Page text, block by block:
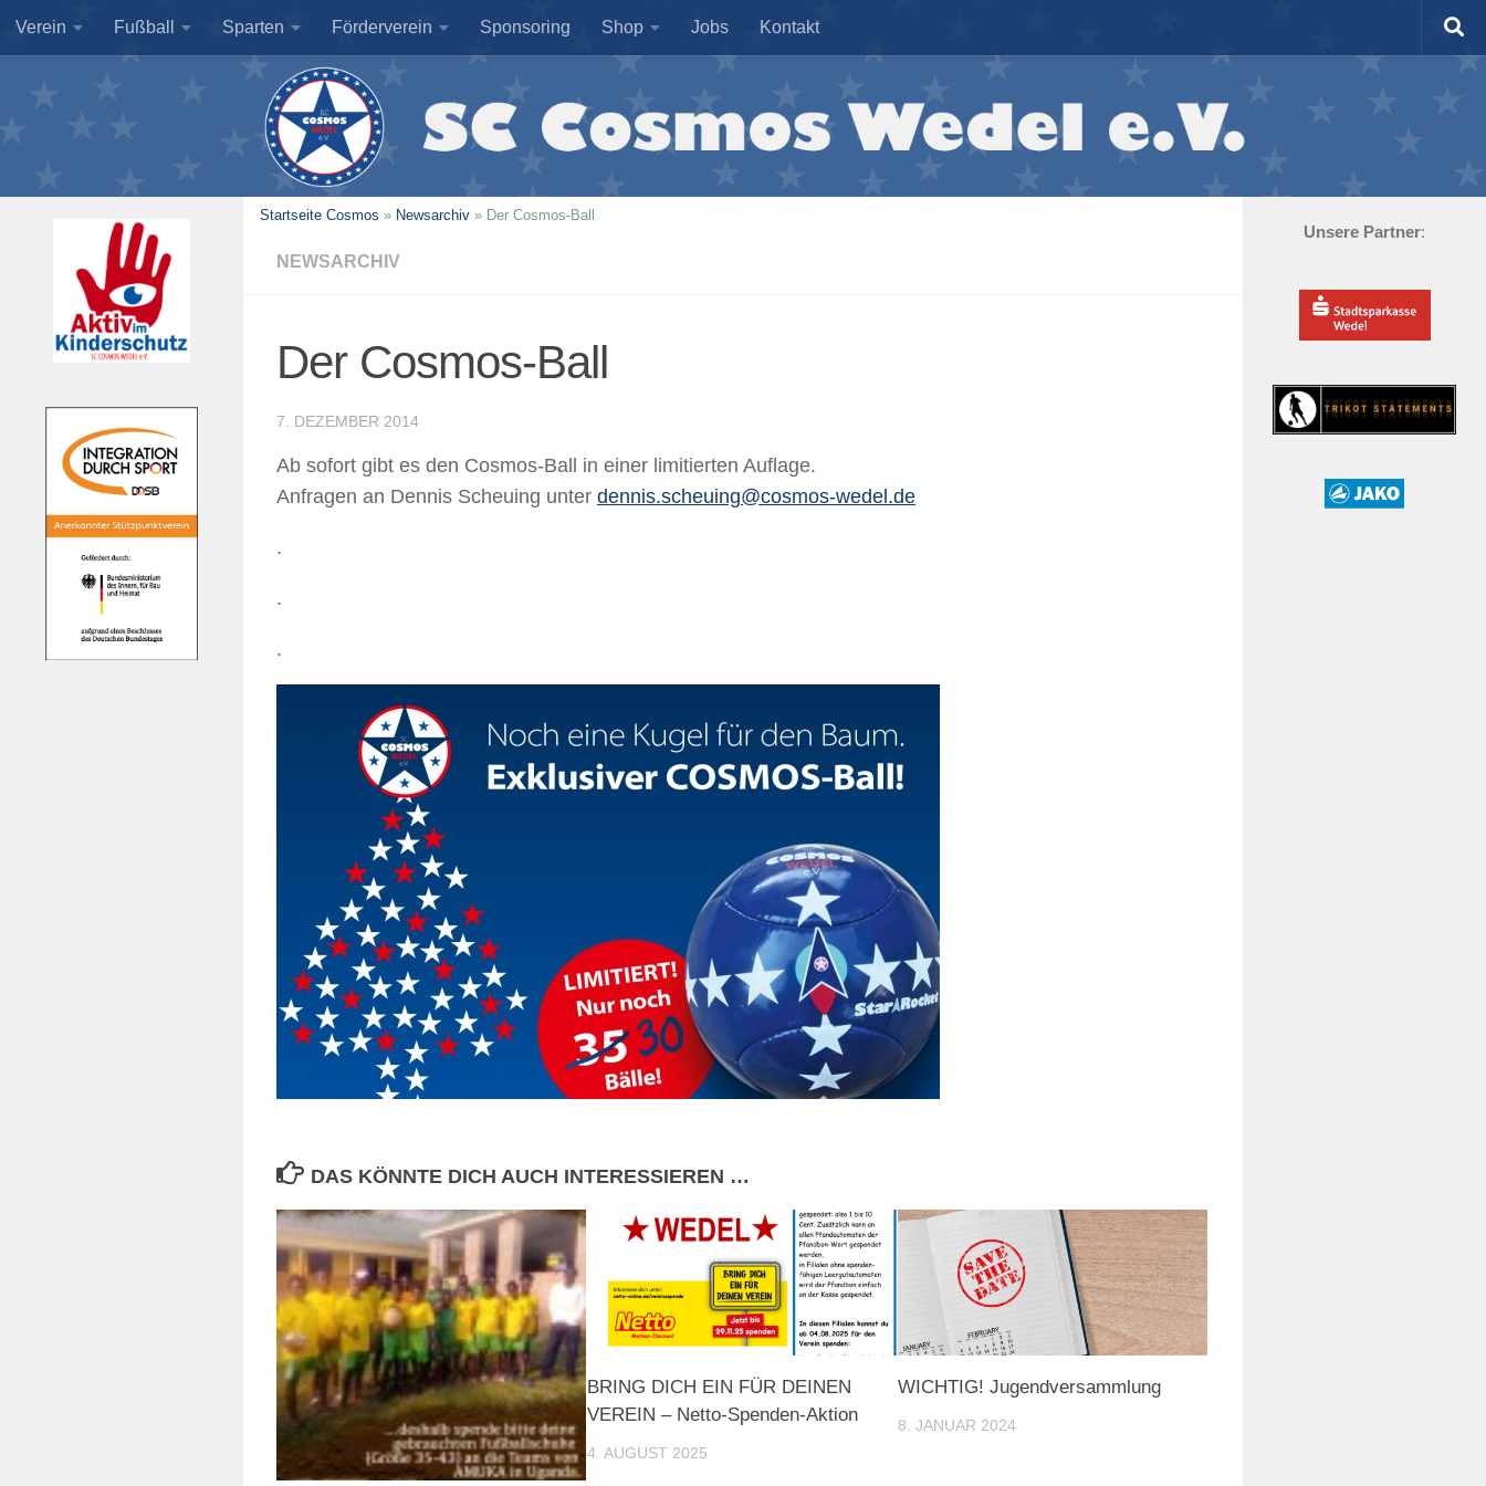
Zum Inhalt springen
Verein Fußball Sparten Förderverein Sponsoring Shop Jobs Kontakt
Startseite Cosmos » Newsarchiv » Der Cosmos-Ball
NEWSARCHIV
Der Cosmos-Ball
7. DEZEMBER 2014
Ab sofort gibt es den Cosmos-Ball in einer limitierten Auflage.
Anfragen an Dennis Scheuing unter dennis.scheuing@cosmos-wedel.de
.
.
.
DAS KÖNNTE DICH AUCH INTERESSIEREN …
BRING DICH EIN FÜR DEINEN
VEREIN – Netto-Spenden-Aktion
4. AUGUST 2025
WICHTIG! Jugendversammlung
8. JANUAR 2024
Unsere Partner: